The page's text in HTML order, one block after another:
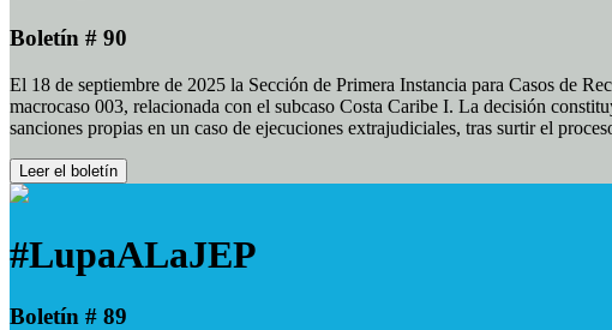
Boletín # 90
El 18 de septiembre de 2025 la Sección de Primera Instancia para Casos de
macrocaso 003, relacionada con el subcaso Costa Caribe I. La decisión
sanciones propias en un caso de ejecuciones extrajudiciales, tras surtir el
Leer el boletín
#LupaALaJEP
Boletín # 89